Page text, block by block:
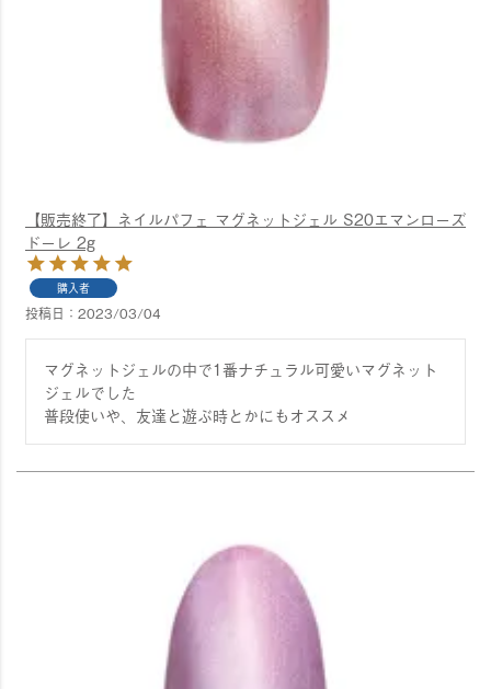
【販売終了】ネイルパフェ マグネットジェル S20エマンローズ
ドーレ 2g
購入者
投稿日 2023/03/04
マグネットジェルの中で1番ナチュラル可愛いマグネット
ジェルでした
普段使いや、友達と遊ぶ時とかにもオススメ